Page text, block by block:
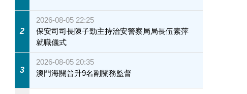
2
2026-08-05 22:25
保安司司長陳子勁主持治安警察局局長伍素萍
就職儀式
3
2026-08-05 20:35
澳門海關晉升9名副關務監督